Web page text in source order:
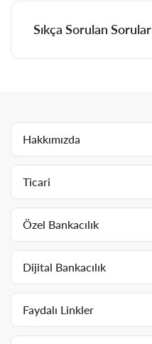
Sıkça Sorulan Sorular
Hakkımızda
Ticari
Özel Bankacılık
Dijital Bankacılık
Faydalı Linkler